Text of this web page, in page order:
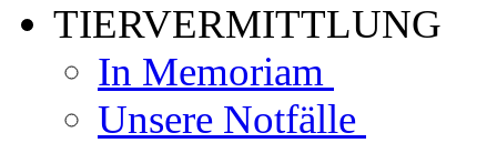
TIERVERMITTLUNG
In Memoriam
Unsere Notfälle